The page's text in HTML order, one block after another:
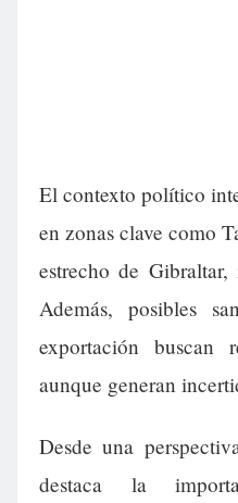
El contexto político
en zonas clave como
estrecho de Gibraltar,
Además, posibles
exportación buscan
aunque generan
Desde una
destaca la